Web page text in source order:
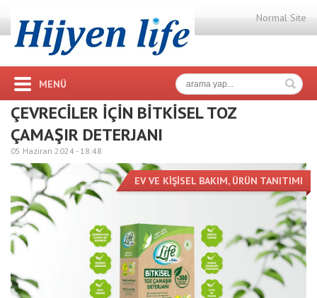
Normal Site
MENÜ
ÇEVRECİLER İÇİN BİTKİSEL TOZ
ÇAMAŞIR DETERJANI
05 Haziran 2024 - 18:48
EV VE KİŞİSEL BAKIM, ÜRÜN TANITIMI